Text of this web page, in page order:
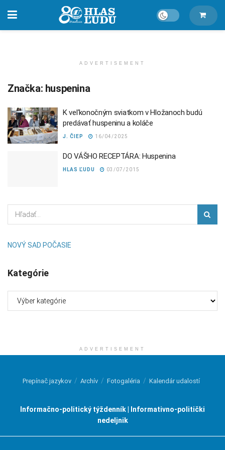
ADVERTISEMENT
Značka: huspenina
K veľkonočným sviatkom v Hložanoch budú
predávať huspeninu a koláče
J. ČIEP 16/04/2025
DO VÁŠHO RECEPTÁRA: Huspenina
HLAS ĽUDU 03/07/2015
NOVÝ SAD POČASIE
Kategórie
ADVERTISEMENT
Prepínač jazykov Archív Fotogaléria Kalendár udalostí
Informačno-politický týždenník | Informativno-politički
nedeljnik